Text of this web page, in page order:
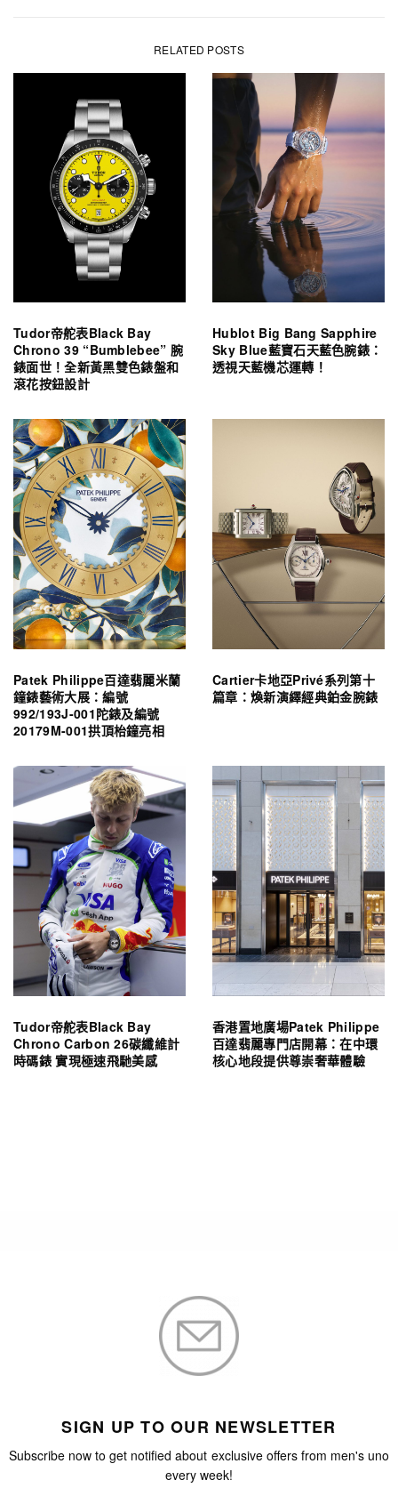
RELATED POSTS
Tudor帝舵表Black Bay
Chrono 39 “Bumblebee” 腕
錶面世！全新黃黑雙色錶盤和
滾花按鈕設計
Hublot Big Bang Sapphire
Sky Blue藍寶石天藍色腕錶：
透視天藍機芯運轉！
Patek Philippe百達翡麗米蘭
鐘錶藝術大展：編號
992/193J-001陀錶及編號
20179M-001拱頂枱鐘亮相
Cartier卡地亞Privé系列第十
篇章：煥新演繹經典鉑金腕錶
Tudor帝舵表Black Bay
Chrono Carbon 26碳纖維計
時碼錶 實現極速飛馳美感
香港置地廣場Patek Philippe
百達翡麗專門店開幕：在中環
核心地段提供尊崇奢華體驗
SIGN UP TO OUR NEWSLETTER
Subscribe now to get notified about exclusive offers from men's uno
every week!